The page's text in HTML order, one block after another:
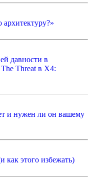
давности в
Threat в X4:
и нужен ли он вашему
как этого избежать)